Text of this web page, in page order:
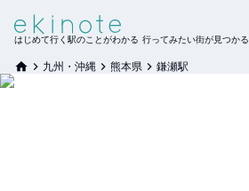
はじめて行く駅のことがわかる 行ってみたい街が見つかる
九州・沖縄 熊本県 鎌瀬駅